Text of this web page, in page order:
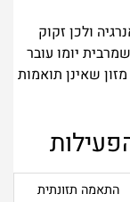
ולכן זקוק
יומו עובר
שאינן תואמות
התאמה תזונתית